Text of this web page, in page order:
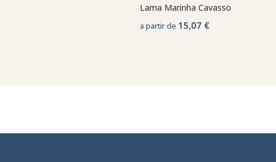
Lama Marinha Cavasso
a partir de 15,07 €